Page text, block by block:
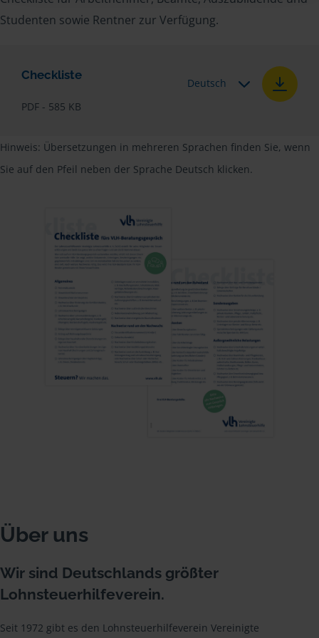
Studenten sowie Rentner zur Verfügung.
Checkliste
PDF - 585 KB
Deutsch
Hinweis: Übersetzungen in mehreren Sprachen finden Sie, wenn
Sie auf den Pfeil neben der Sprache Deutsch klicken.
Über uns
Wir sind Deutschlands größter
Lohnsteuerhilfeverein.
Seit 1972 gibt es den Lohnsteuerhilfeverein Vereinigte